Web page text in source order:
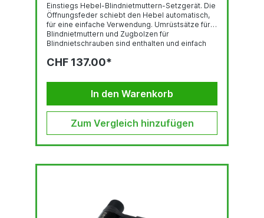
Einstiegs Hebel-Blindnietmuttern-Setzgerät. Die
Öffnungsfeder schiebt den Hebel automatisch,
für eine einfache Verwendung. Umrüstsätze für
Blindnietmuttern und Zugbolzen für
Blindnietschrauben sind enthalten und einfach
M3 | M4 | M5 | M6 alle
WerkstoffeAUSRÜSTUNG/ZUBEHÖR:Umrüstsätz
e für Blindnietmuttern M3 | M4 | M5 |
M6Umrüstsätze für Blindnietschrauben M4 | M5 |
CHF 137.00*
In den Warenkorb
Zum Vergleich hinzufügen